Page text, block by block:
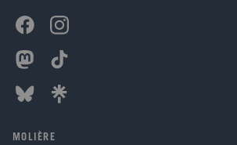
MOLIÈRE